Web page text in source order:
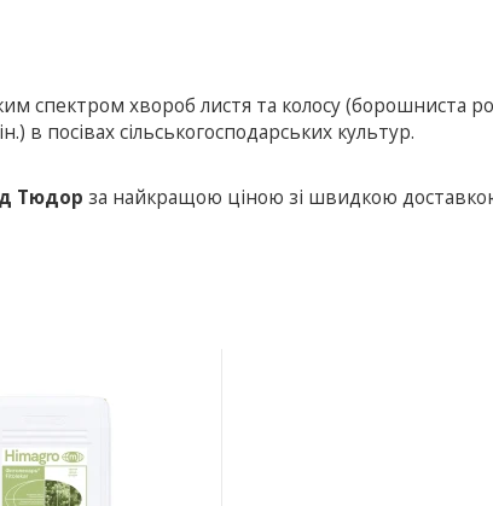
спектром хвороб листя та колосу (борошниста
в посівах сільськогосподарських культур.
Тюдорза найкращою ціною зі швидкою